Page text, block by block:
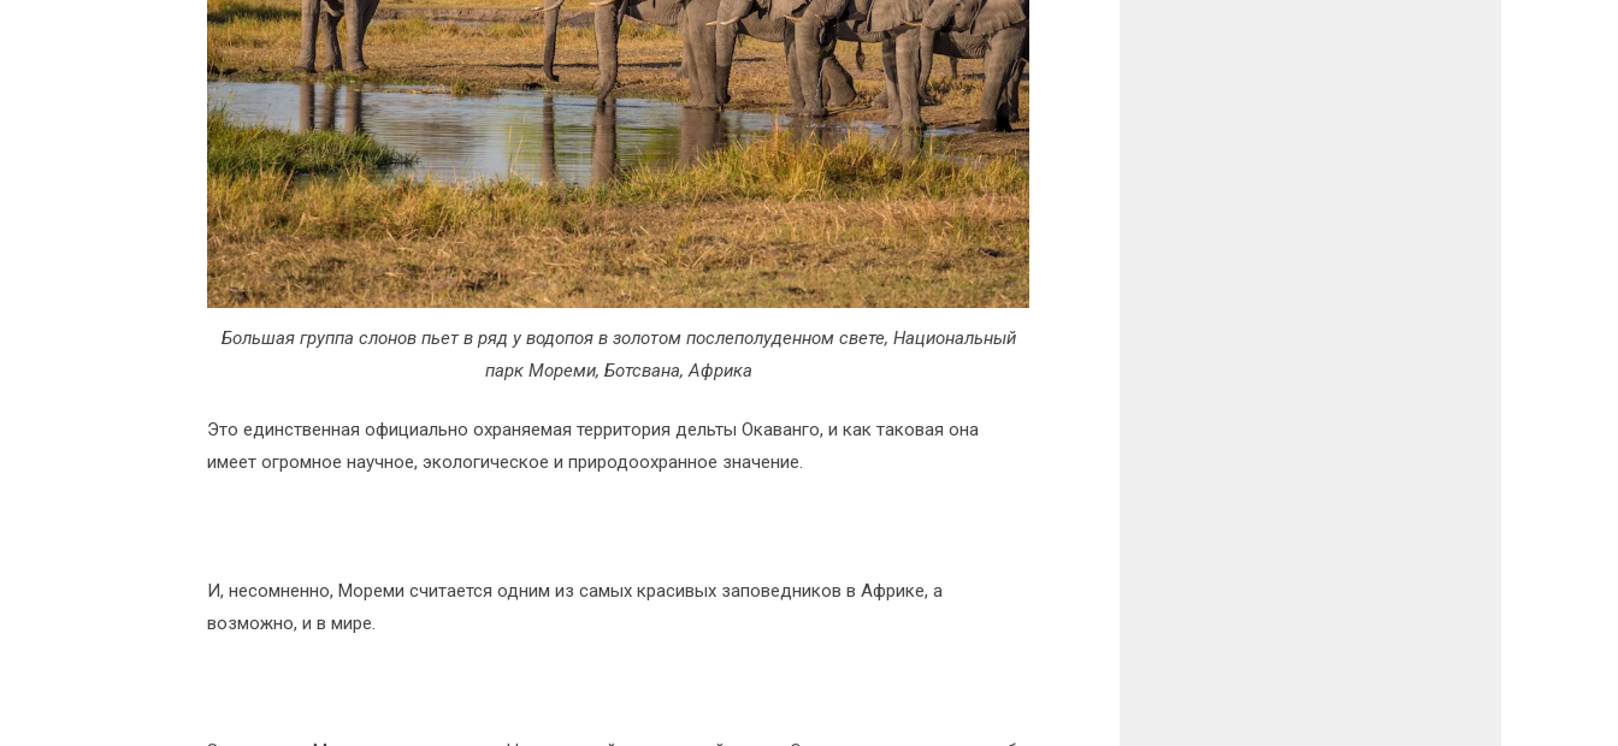
Большая группа слонов пьет в ряд у водопоя в золотом послеполуденном свете, Национальный
парк Мореми, Ботсвана, Африка
Это единственная официально охраняемая территория дельты Окаванго, и как таковая она
имеет огромное научное, экологическое и природоохранное значение.
И, несомненно, Мореми считается одним из самых красивых заповедников в Африке, а
возможно, и в мире.